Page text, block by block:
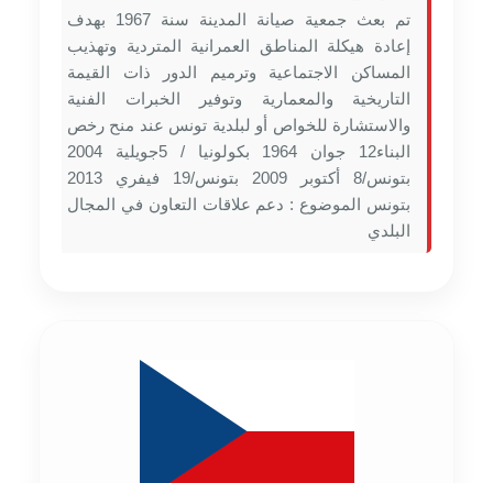
تم بعث جمعية صيانة المدينة سنة 1967 بهدف
إعادة هيكلة المناطق العمرانية المتردية وتهذيب
المساكن الاجتماعية وترميم الدور ذات القيمة
التاريخية والمعمارية وتوفير الخبرات الفنية
والاستشارة للخواص أو لبلدية تونس عند منح رخص
البناء12 جوان 1964 بكولونيا / 5جويلية 2004
بتونس/8 أكتوبر 2009 بتونس/19 فيفري 2013
بتونس الموضوع : دعم علاقات التعاون في المجال
البلدي